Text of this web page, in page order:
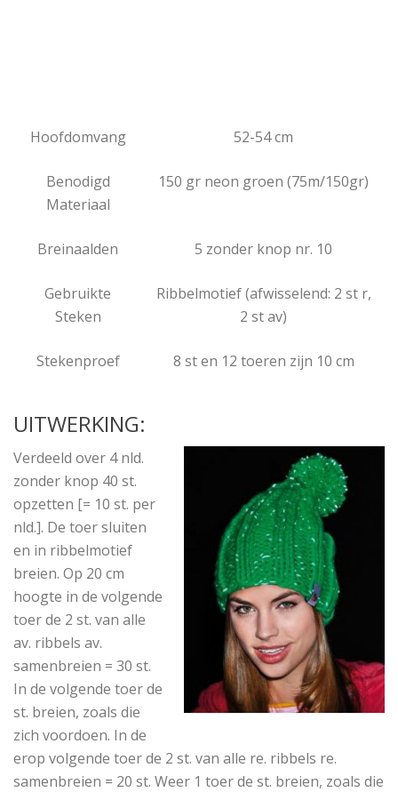
Hoofdomvang 52-54 cm
Benodigd
Materiaal
150 gr neon groen (75m/150gr)
Breinaalden 5 zonder knop nr. 10
Gebruikte
Steken
Ribbelmotief (afwisselend: 2 st r,
2 st av)
Stekenproef 8 st en 12 toeren zijn 10 cm
UITWERKING:
Verdeeld over 4 nld.
zonder knop 40 st.
opzetten [= 10 st. per
nld.]. De toer sluiten
en in ribbelmotief
breien. Op 20 cm
hoogte in de volgende
toer de 2 st. van alle
av. ribbels av.
samenbreien = 30 st.
In de volgende toer de
st. breien, zoals die
zich voordoen. In de
erop volgende toer de 2 st. van alle re. ribbels re.
samenbreien = 20 st. Weer 1 toer de st. breien, zoals die